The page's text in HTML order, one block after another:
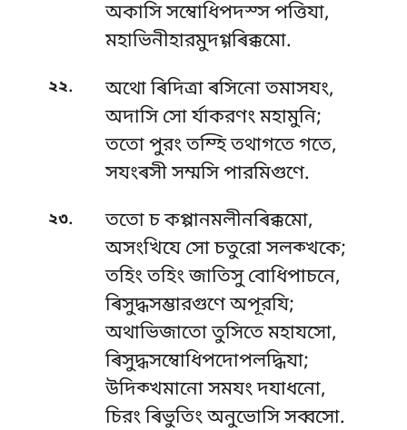
অকাসি সম্বোধিপদস্স পত্তিযা,
মহাভিনীহারমুদগ্গৰিক্কমো.
২২.
অথো ৰিদিত্ৰা ৰসিনো তমাসযং,
অদাসি সো ৰ্যাকরণং মহামুনি;
ততো পুরং তম্হি তথাগতে গতে,
সযংৰসী সম্মসি পারমিগুণে.
২৩.
ততো চ কপ্পানমলীনৰিক্কমো,
অসংখিযে সো চতুরো সলক্খকে;
তহিং তহিং জাতিসু বোধিপাচনে,
ৰিসুদ্ধসম্ভারগুণে অপূরযি;
অথাভিজাতো তুসিতে মহাযসো,
ৰিসুদ্ধসম্বোধিপদোপলদ্ধিযা;
উদিক্খমানো সমযং দযাধনো,
চিরং ৰিভুতিং অনুভোসি সব্বসো.